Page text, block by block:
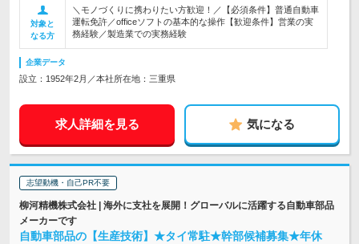
対象と
なる方
＼モノづくりに携わりたい方歓迎！／【必須条件】普通自動車
運転免許／officeソフトの基本的な操作【歓迎条件】営業の実
務経験／製造業での実務経験
企業データ
設立：1952年2月／本社所在地：三重県
求人詳細を見る 気になる
志望動機・自己PR不要
柳河精機株式会社 | 海外に支社を展開！グローバルに活躍する自動車部品
メーカーです
自動車部品の【生産技術】★タイ常駐★幹部候補募集★年休